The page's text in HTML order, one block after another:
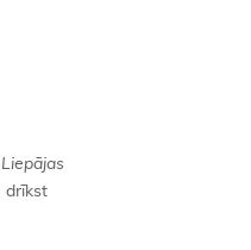
Liepājas
drīkst